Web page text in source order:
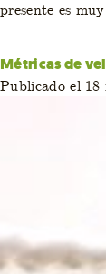
presente es
Métricas de
Publicado el 18